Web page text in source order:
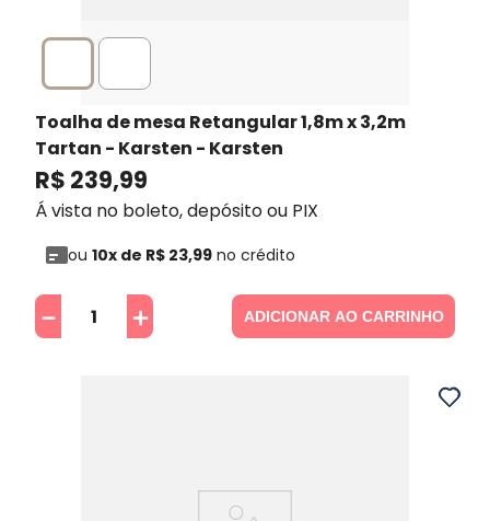
Toalha de mesa Retangular 1,8m x 3,2m
Tartan - Karsten - Karsten
R$ 239,99
Á vista no boleto, depósito ou PIX
ou 10x de R$ 23,99 no crédito
＋
－ ADICIONAR AO CARRINHO